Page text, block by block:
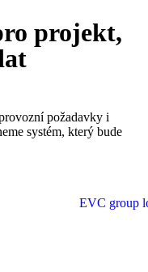
projekt,
požadavky i
systém, který bude